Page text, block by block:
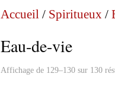
Accueil / Spiritueux /
Eau-de-vie
Affichage de 129–130 sur 130